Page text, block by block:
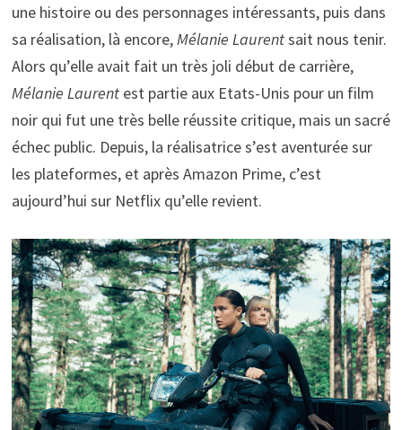
une histoire ou des personnages intéressants, puis dans
sa réalisation, là encore, Mélanie Laurentsait nous tenir.
Alors qu’elle avait fait un très joli début de carrière,
Mélanie Laurentest partie aux Etats-Unis pour un film
noir qui fut une très belle réussite critique, mais un sacré
échec public. Depuis, la réalisatrice s’est aventurée sur
les plateformes, et après Amazon Prime, c’est
aujourd’hui sur Netflix qu’elle revient.